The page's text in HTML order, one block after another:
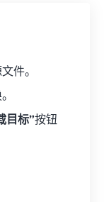
件。
目标”按钮